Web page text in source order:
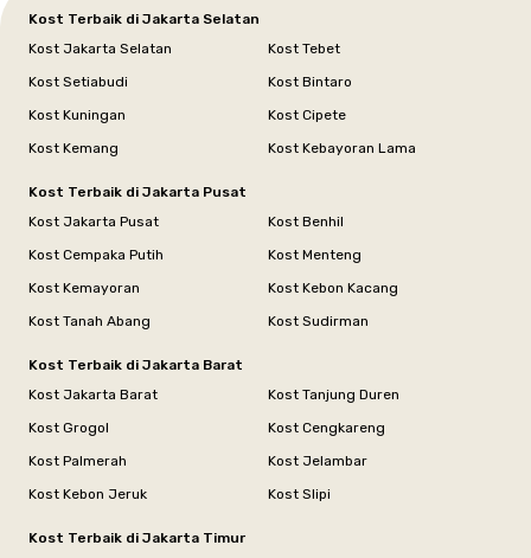
Kost Terbaik di Jakarta Selatan
Kost Jakarta Selatan
Kost Tebet
Kost Setiabudi
Kost Bintaro
Kost Kuningan
Kost Cipete
Kost Kemang
Kost Kebayoran Lama
Kost Terbaik di Jakarta Pusat
Kost Jakarta Pusat
Kost Benhil
Kost Cempaka Putih
Kost Menteng
Kost Kemayoran
Kost Kebon Kacang
Kost Tanah Abang
Kost Sudirman
Kost Terbaik di Jakarta Barat
Kost Jakarta Barat
Kost Tanjung Duren
Kost Grogol
Kost Cengkareng
Kost Palmerah
Kost Jelambar
Kost Kebon Jeruk
Kost Slipi
Kost Terbaik di Jakarta Timur